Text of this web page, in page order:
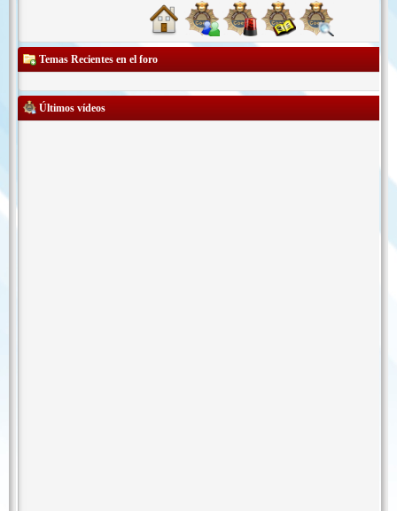
Temas Recientes en el foro
Últimos vídeos